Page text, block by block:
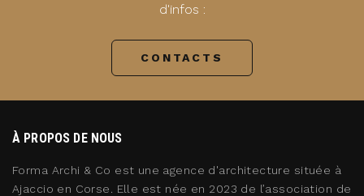
d'infos :
CONTACTS
À PROPOS DE NOUS
Forma Archi & Co est une agence d'architecture située à
Ajaccio en Corse. Elle est née en 2023 de l’association de